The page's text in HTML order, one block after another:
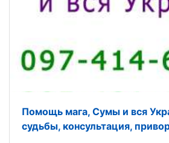
Помощь мага, Сумы и вся
судьбы, консультация,